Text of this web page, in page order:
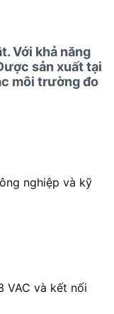
Với khả năng
sản xuất tại
môi trường đo
nghiệp và kỹ
VAC và kết nối